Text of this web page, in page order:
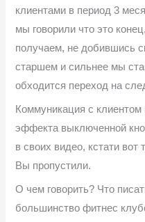
клиентами в период 3
мы говорили что это
получаем, не добившись
старшем и сильнее мы
обходится переход на
Коммуникация с
эффекта выключенной
в своих видео, кстати вот
Вы пропустили.
О чем говорить? Что
большинство фитнес